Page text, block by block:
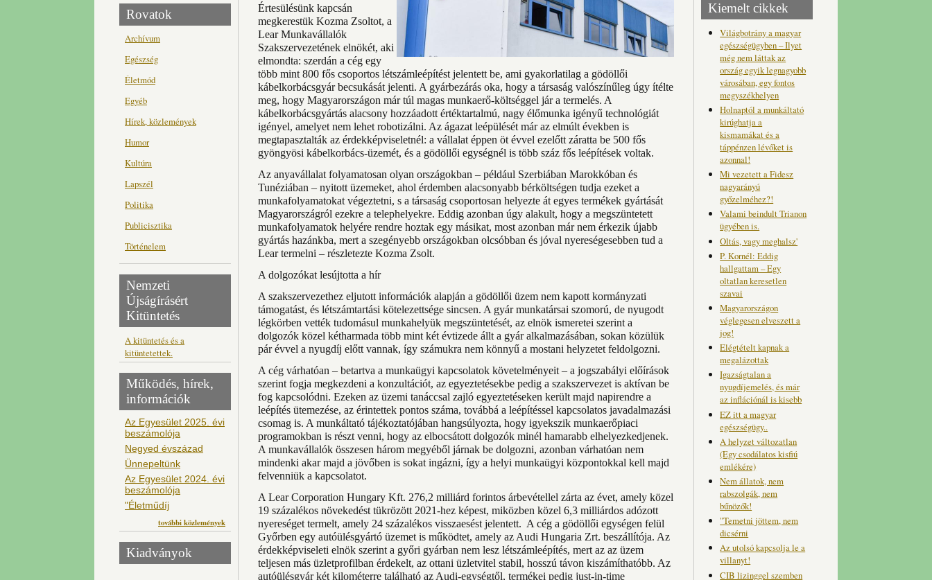
Rovatok
Archívum
Egészség
Életmód
Egyéb
Hírek, közlemények
Humor
Kultúra
Lapszél
Politika
Publicisztika
Történelem
Nemzeti
Újságírásért
Kitüntetés
A kitüntetés és a
kitüntetettek.
Működés, hírek,
információk
Az Egyesület 2025. évi
beszámolója
Negyed évszázad
Ünnepeltünk
Az Egyesület 2024. évi
beszámolója
"Életműdíj
további közlemények
Kiadványok
Értesülésünk kapcsán
megkerestük Kozma Zsoltot, a
Lear Munkavállalók
Szakszervezetének elnökét, aki
elmondta: szerdán a cég egy
több mint 800 fős csoportos létszámleépítést jelentett be, ami gyakorlatilag a gödöllői
kábelkorbácsgyár becsukását jelenti. A gyárbezárás oka, hogy a társaság valószínűleg úgy ítélte
meg, hogy Magyarországon már túl magas munkaerő-költséggel jár a termelés. A
kábelkorbácsgyártás alacsony hozzáadott értéktartalmú, nagy élőmunka igényű technológiát
igényel, amelyet nem lehet robotizálni. Az ágazat leépülését már az elmúlt években is
megtapasztalták az érdekképviseletnél: a vállalat éppen öt évvel ezelőtt záratta be 500 fős
gyöngyösi kábelkorbács-üzemét, és a gödöllői egységnél is több száz fős leépítések voltak.
Az anyavállalat folyamatosan olyan országokban – például Szerbiában Marokkóban és
Tunéziában – nyitott üzemeket, ahol érdemben alacsonyabb bérköltségen tudja ezeket a
munkafolyamatokat végeztetni, s a társaság csoportosan helyezte át egyes termékek gyártását
Magyarországról ezekre a telephelyekre. Eddig azonban úgy alakult, hogy a megszüntetett
munkafolyamatok helyére rendre hoztak egy másikat, most azonban már nem érkezik újabb
gyártás hazánkba, mert a szegényebb országokban olcsóbban és jóval nyereségesebben tud a
Lear termelni – részletezte Kozma Zsolt.
A dolgozókat lesújtotta a hír
A szakszervezethez eljutott információk alapján a gödöllői üzem nem kapott kormányzati
támogatást, és létszámtartási kötelezettsége sincsen. A gyár munkatársai szomorú, de nyugodt
légkörben vették tudomásul munkahelyük megszüntetését, az elnök ismeretei szerint a
dolgozók közel kétharmada több mint két évtizede állt a gyár alkalmazásában, sokan közülük
pár évvel a nyugdíj előtt vannak, így számukra nem könnyű a mostani helyzetet feldolgozni.
A cég várhatóan – betartva a munkaügyi kapcsolatok követelményeit – a jogszabályi előírások
szerint fogja megkezdeni a konzultációt, az egyeztetésekbe pedig a szakszervezet is aktívan be
fog kapcsolódni. Ezeken az üzemi tanáccsal zajló egyeztetéseken került majd napirendre a
leépítés ütemezése, az érintettek pontos száma, továbbá a leépítéssel kapcsolatos javadalmazási
csomag is. A munkáltató tájékoztatójában hangsúlyozta, hogy igyekszik munkaerőpiaci
programokban is részt venni, hogy az elbocsátott dolgozók minél hamarabb elhelyezkedjenek.
A munkavállalók összesen három megyéből járnak be dolgozni, azonban várhatóan nem
mindenki akar majd a jövőben is sokat ingázni, így a helyi munkaügyi központokkal kell majd
felvenniük a kapcsolatot.
A Lear Corporation Hungary Kft. 276,2 milliárd forintos árbevétellel zárta az évet, amely közel
19 százalékos növekedést tükrözött 2021-hez képest, miközben közel 6,3 milliárdos adózott
nyereséget termelt, amely 24 százalékos visszaesést jelentett. A cég a gödöllői egységen felül
Győrben egy autóülésgyártó üzemet is működtet, amely az Audi Hungaria Zrt. beszállítója. Az
érdekképviseleti elnök szerint a győri gyárban nem lesz létszámleépítés, mert az az üzem
teljesen más üzletprofilban érdekelt, az ottani üzletvitel stabil, hosszú távon kiszámíthatóbb. Az
autóülésgyár két kilométerre található az Audi-egységtől, termékei pedig just-in-time
Kiemelt cikkek
Világbotrány a magyar
egészségügyben – Ilyet
még nem láttak az
ország egyik legnagyobb
városában, egy fontos
megyszékhelyen
Holnaptól a munkáltató
kirúghatja a
kismamákat és a
táppénzen lévőket is
azonnal!
Mi vezetett a Fidesz
nagyarányú
győzelméhez?!
Valami beindult Trianon
ügyében is.
Oltás, vagy meghalsz'
P. Kornél: Eddig
hallgattam – Egy
oltatlan keresetlen
szavai
Magyarországon
véglegesen elveszett a
jog!
Elégtételt kapnak a
megalázottak
Igazságtalan a
nyugdíjemelés, és már
az inflációnál is kisebb
EZ itt a magyar
egészségügy..
A helyzet változatlan
(Egy csodálatos kisfiú
emlékére)
Nem állatok, nem
rabszolgák, nem
bűnözők!
"Temetni jöttem, nem
dicsérni
Az utolsó kapcsolja le a
villanyt!
CIB lizinggel szemben